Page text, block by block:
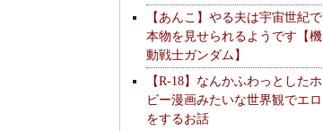
【あんこ】やる夫は宇宙世紀で
本物を見せられるようです【機
動戦士ガンダム】
【R-18】なんかふわっとしたホ
ビー漫画みたいな世界観でエロ
をするお話